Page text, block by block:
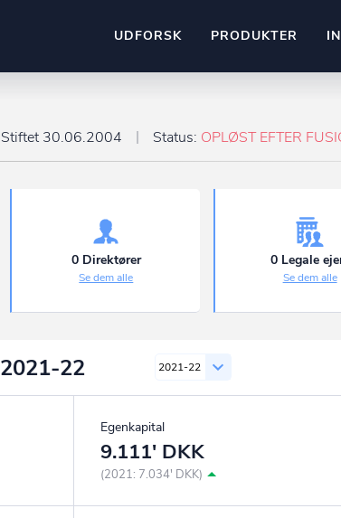
UDFORSK PRODUKTER
Hold dig opdateret og compliant
ownr Pipeline
Identificer salgsklare kundeemner
Kun fantasien sætter grænsen
Ownr ajour goes supersonic
Stiftet 30.06.2004 Status: OPLØST EFTER
0 Direktører
Se dem alle
0 Legale
Se dem alle
2021-22 2021-22
Egenkapital
9.111' DKK
(2021: 7.034' DKK)